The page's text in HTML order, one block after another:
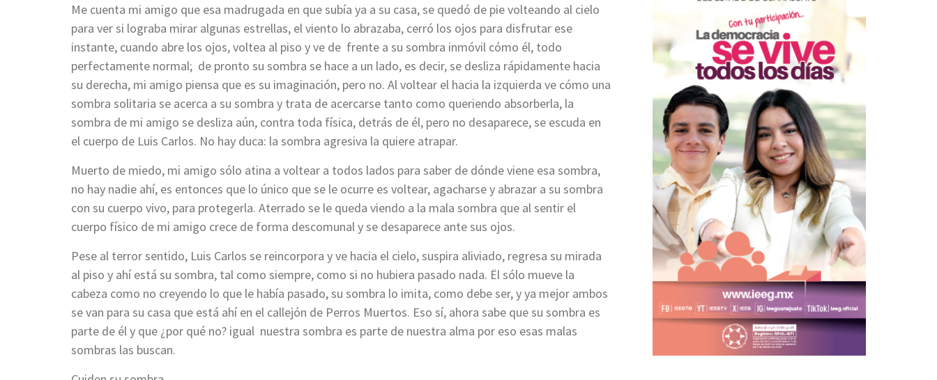
Me cuenta mi amigo que esa madrugada en que subía ya a su casa, se quedó de pie volteando al cielo
para ver si lograba mirar algunas estrellas, el viento lo abrazaba, cerró los ojos para disfrutar ese
instante, cuando abre los ojos, voltea al piso y ve de frente a su sombra inmóvil cómo él, todo
perfectamente normal; de pronto su sombra se hace a un lado, es decir, se desliza rápidamente hacia
su derecha, mi amigo piensa que es su imaginación, pero no. Al voltear el hacia la izquierda ve cómo una
sombra solitaria se acerca a su sombra y trata de acercarse tanto como queriendo absorberla, la
sombra de mi amigo se desliza aún, contra toda física, detrás de él, pero no desaparece, se escuda en
el cuerpo de Luis Carlos. No hay duca: la sombra agresiva la quiere atrapar.
Muerto de miedo, mi amigo sólo atina a voltear a todos lados para saber de dónde viene esa sombra,
no hay nadie ahí, es entonces que lo único que se le ocurre es voltear, agacharse y abrazar a su sombra
con su cuerpo vivo, para protegerla. Aterrado se le queda viendo a la mala sombra que al sentir el
cuerpo físico de mi amigo crece de forma descomunal y se desaparece ante sus ojos.
Pese al terror sentido, Luis Carlos se reincorpora y ve hacia el cielo, suspira aliviado, regresa su mirada
al piso y ahí está su sombra, tal como siempre, como si no hubiera pasado nada. Ël sólo mueve la
cabeza como no creyendo lo que le había pasado, su sombra lo imita, como debe ser, y ya mejor ambos
se van para su casa que está ahí en el callejón de Perros Muertos. Eso sí, ahora sabe que su sombra es
parte de él y que ¿por qué no? igual nuestra sombra es parte de nuestra alma por eso esas malas
sombras las buscan.